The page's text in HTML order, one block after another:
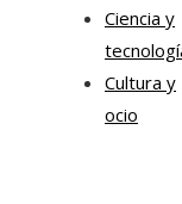
Ciencia y
Cultura y
ocio